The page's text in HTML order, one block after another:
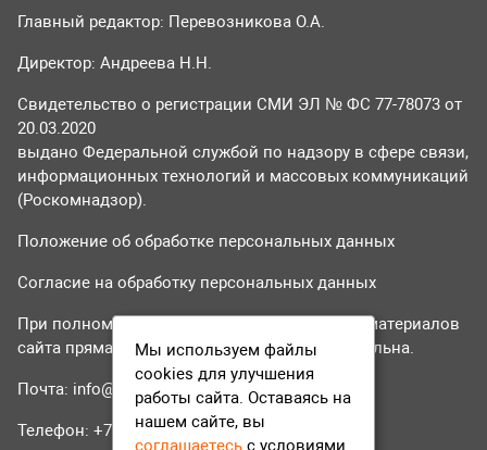
Главный редактор: Перевозникова О.А.
Директор: Андреева Н.Н.
Свидетельство о регистрации СМИ ЭЛ № ФС 77-78073 от
20.03.2020
выдано Федеральной службой по надзору в сфере связи,
информационных технологий и массовых коммуникаций
(Роскомнадзор).
Положение об обработке персональных данных
Согласие на обработку персональных данных
При полном или частичном использовании материалов
сайта прямая гиперссылка на tvr24.tv обязательна.
Почта: info@tvr24.tv
Телефон: +7 (496) 551-04-95
Мы используем файлы
cookies для улучшения
работы сайта. Оставаясь на
нашем сайте, вы
соглашаетесь с условиями